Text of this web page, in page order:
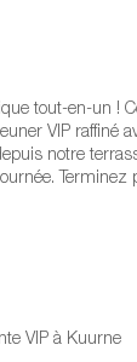
tout-en-un !
VIP raffiné
notre
VIP à Kuurne